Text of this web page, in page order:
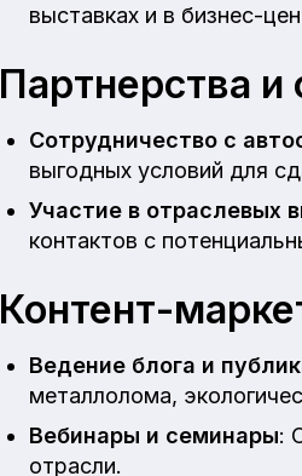
выставках и в бизнес-
Партнерства и
Сотрудничество с
выгодных условий для
Участие в отраслевых
контактов с
Контент-
Ведение блога и
металлолома,
Вебинары и семинары:
отрасли.